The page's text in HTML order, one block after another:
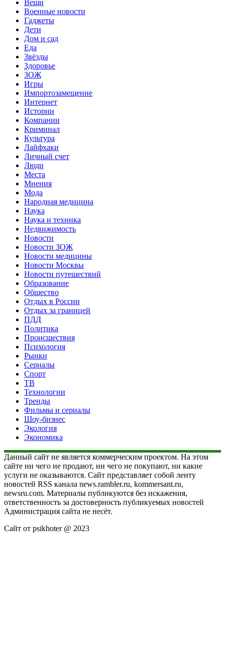
Вещи
Военные новости
Гаджеты
Дети
Дом и сад
Еда
Звёзды
Здоровье
ЗОЖ
Игры
Импортозамещение
Интернет
Истории
Компании
Криминал
Культура
Лайфхаки
Личный счет
Люди
Места
Мнения
Мода
Народная медицина
Наука
Наука и техника
Недвижимость
Новости
Новости ЗОЖ
Новости медицины
Новости Москвы
Новости путешествий
Образование
Общество
Отдых в России
Отдых за границей
ПДД
Политика
Происшествия
Психология
Рынки
Сериалы
Спорт
ТВ
Технологии
Тренды
Фильмы и сериалы
Шоу-бизнес
Экология
Экономика
Данный сайт не является коммерческим проектом. На этом
сайте ни чего не продают, ни чего не покупают, ни какие
услуги не оказываются. Сайт представляет собой ленту
новостей RSS канала news.rambler.ru, kommersant.ru,
newsru.com. Материалы публикуются без искажения,
ответственность за достоверность публикуемых новостей
Администрация сайта не несёт.
Сайт от psikhoter @ 2023